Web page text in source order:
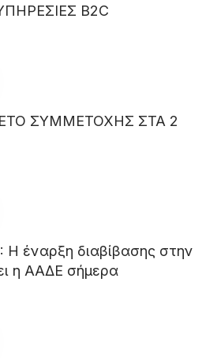
B2C
ΣΥΜΜΕΤΟΧΗΣ ΣΤΑ 2
Η έναρξη διαβίβασης στην
η ΑΑΔΕ σήμερα